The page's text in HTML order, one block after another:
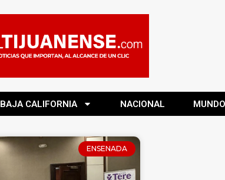
BAJA CALIFORNIA NACIONAL MUNDO
ENSENADA